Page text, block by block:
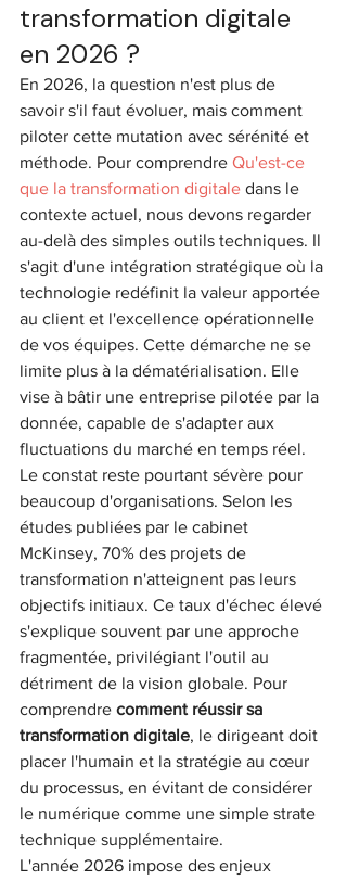
transformation digitale
en 2026 ?
En 2026, la question n'est plus de
savoir s'il faut évoluer, mais comment
piloter cette mutation avec sérénité et
méthode. Pour comprendre Qu'est-ce
que la transformation digitale dans le
contexte actuel, nous devons regarder
au-delà des simples outils techniques. Il
s'agit d'une intégration stratégique où la
technologie redéfinit la valeur apportée
au client et l'excellence opérationnelle
de vos équipes. Cette démarche ne se
limite plus à la dématérialisation. Elle
vise à bâtir une entreprise pilotée par la
donnée, capable de s'adapter aux
fluctuations du marché en temps réel.
Le constat reste pourtant sévère pour
beaucoup d'organisations. Selon les
études publiées par le cabinet
McKinsey, 70% des projets de
transformation n'atteignent pas leurs
objectifs initiaux. Ce taux d'échec élevé
s'explique souvent par une approche
fragmentée, privilégiant l'outil au
détriment de la vision globale. Pour
comprendre comment réussir sa
transformation digitale, le dirigeant doit
placer l'humain et la stratégie au cœur
du processus, en évitant de considérer
le numérique comme une simple strate
technique supplémentaire.
L'année 2026 impose des enjeux